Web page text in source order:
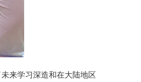
来学习深造和在大陆地区